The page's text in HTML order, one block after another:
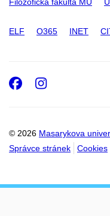
ELF O365 INET
© 2026 Masarykova
Správce stránek
Cookies
Facebook